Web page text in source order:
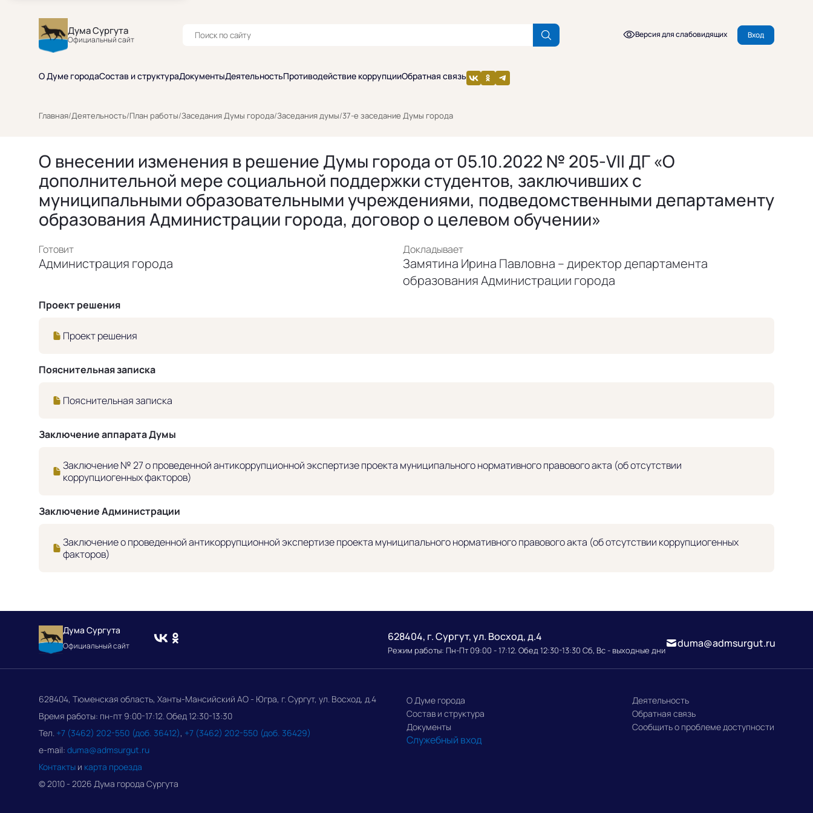
Дума Сургута
Официальный сайт
Версия для слабовидящих Вход
О Думе городаСостав и структураДокументыДеятельностьПротиводействие коррупцииОбратная связь
Главная/Деятельность/План работы/Заседания Думы города/Заседания думы/37-е заседание Думы города
О внесении изменения в решение Думы города от 05.10.2022 № 205-VII ДГ «О
дополнительной мере социальной поддержки студентов, заключивших с
муниципальными образовательными учреждениями, подведомственными департаменту
образования Администрации города, договор о целевом обучении»
Готовит
Администрация города
Докладывает
Замятина Ирина Павловна – директор департамента
образования Администрации города
Проект решения
Проект решения
Пояснительная записка
Пояснительная записка
Заключение аппарата Думы
Заключение № 27 о проведенной антикоррупционной экспертизе проекта муниципального нормативного правового акта (об отсутствии
коррупциогенных факторов)
Заключение Администрации
Заключение о проведенной антикоррупционной экспертизе проекта муниципального нормативного правового акта (об отсутствии коррупциогенных
факторов)
Дума Сургута
Официальный сайт
628404, г. Сургут, ул. Восход, д.4
Режим работы: Пн-Пт 09:00 - 17:12. Обед 12:30-13:30 Сб, Вс - выходные дни
duma@admsurgut.ru
628404, Тюменская область, Ханты-Мансийский АО - Югра, г. Сургут, ул. Восход, д.4
Время работы: пн-пт 9:00-17:12. Обед 12:30-13:30
Тел. +7 (3462) 202-550 (доб. 36412), +7 (3462) 202-550 (доб. 36429)
e-mail: duma@admsurgut.ru
Контакты и карта проезда
© 2010 - 2026 Дума города Сургута
О Думе города
Состав и структура
Документы
Деятельность
Обратная связь
Сообщить о проблеме доступности
Служебный вход